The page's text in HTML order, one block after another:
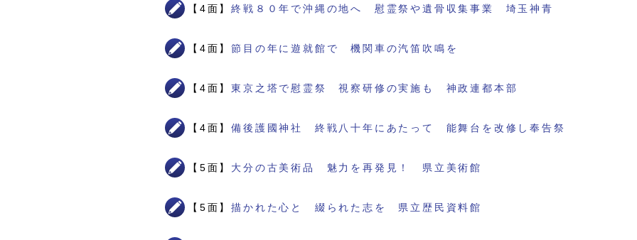
【4面】終戦８０年で沖縄の地へ 慰霊祭や遺骨収集事業 埼玉神青
【4面】節目の年に遊就館で 機関車の汽笛吹鳴を
【4面】東京之塔で慰霊祭 視察研修の実施も 神政連都本部
【4面】備後護國神社 終戦八十年にあたって 能舞台を改修し奉告祭
【5面】 大分の古美術品 魅力を再発見！ 県立美術館
【5面】描かれた心と 綴られた志を 県立歴民資料館